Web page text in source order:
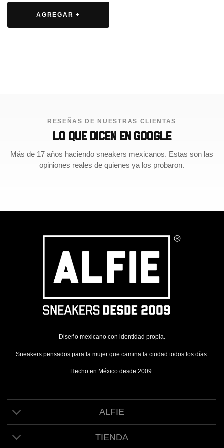
Este
tiene
producto
AGREGAR +
RESEÑAS DE NUESTRAS CLIENTAS
Lo que dicen en Google
Más de 17 años haciendo sneakers mexicanos. Estas son las
opiniones reales de quienes ya los probaron.
Diseño mexicano con identidad propia.
Sneakers pensados para la mujer que camina la ciudad todos los días.
Hecho en México desde 2009.
ALFIE
TIENDA